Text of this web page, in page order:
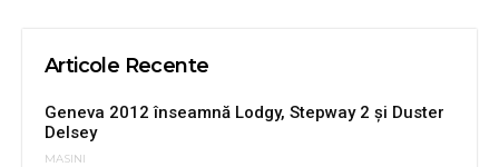
Articole Recente
Geneva 2012 înseamnă Lodgy, Stepway 2 şi Duster
Delsey
MASINI